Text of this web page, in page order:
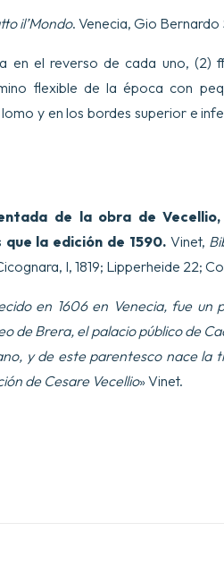
il’Mondo. Venecia, Gio Bernardo
en el reverso de cada uno, (2)
flexible de la época con
y en los bordes superior e
de la obra de
la edición de 1590.Vinet,
I, 1819; Lipperheide 22;
en 1606 en Venecia, fue un
de Brera, el palacio público de
y de este parentesco nace la
de Cesare Vecellio» Vinet.